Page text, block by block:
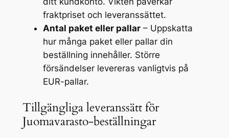
fraktpriset och leveranssättet.
Antal paket eller pallar– Uppskatta
hur många paket eller pallar din
beställning innehåller. Större
försändelser levereras vanligtvis på
EUR-pallar.
Tillgängliga leveranssätt för
Juomavarasto-beställningar